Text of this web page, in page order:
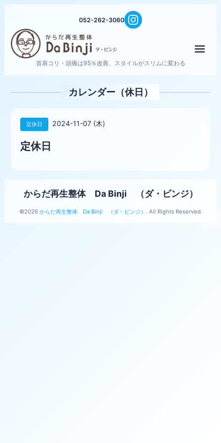
052-262-3060
首肩コリ・頭痛は95％改善、スタイルがスリムに変わる
カレンダー（休日）
定休日 2024-11-07 (木)
定休日
からだ再生整体 Da Binji （ダ・ビンジ）
©2026 からだ再生整体 Da Binji （ダ・ビンジ） . All Rights Reserved.